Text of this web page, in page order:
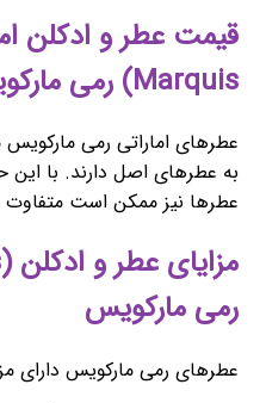
Marquis) رمی مارکویس
عطرهای اماراتی رمی
به عطرهای اصل دارند. با این
عطرها نیز ممکن است متفاوت
رمی مارکویس
عطرهای رمی مارکویس دارای